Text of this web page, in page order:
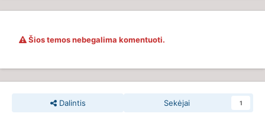
Šios temos nebegalima komentuoti.
Dalintis Sekėjai 1